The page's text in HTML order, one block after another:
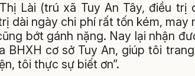
Lài (trú xã Tuy An Tây, điều
dài ngày chi phí rất tốn kém,
bớt gánh nặng. Nay lại nhận
BHXH cơ sở Tuy An, giúp tôi
tôi thực sự biết ơn”.